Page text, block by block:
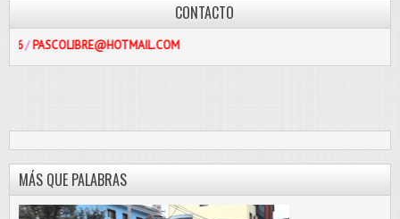
CONTACTO
MÁS QUE PALABRAS